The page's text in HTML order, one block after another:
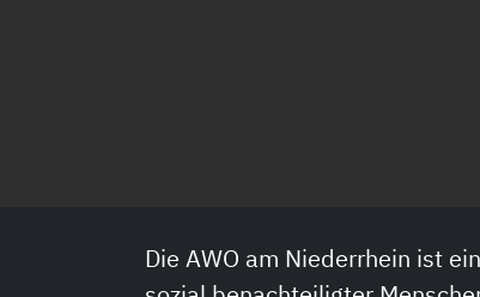
Die AWO am Niederrhein ist